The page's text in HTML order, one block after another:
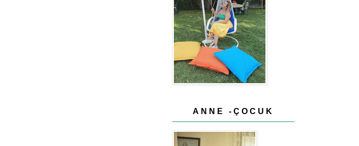
ANNE -ÇOCUK